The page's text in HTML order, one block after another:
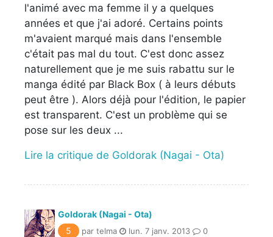
l'animé avec ma femme il y a quelques
années et que j'ai adoré. Certains points
m'avaient marqué mais dans l'ensemble
c'était pas mal du tout. C'est donc assez
naturellement que je me suis rabattu sur le
manga édité par Black Box ( à leurs débuts
peut être ). Alors déjà pour l'édition, le papier
est transparent. C'est un problème qui se
pose sur les deux ...
Lire la critique de Goldorak (Nagai - Ota)
Goldorak (Nagai - Ota)
5
par telma lun. 7 janv. 2013
0